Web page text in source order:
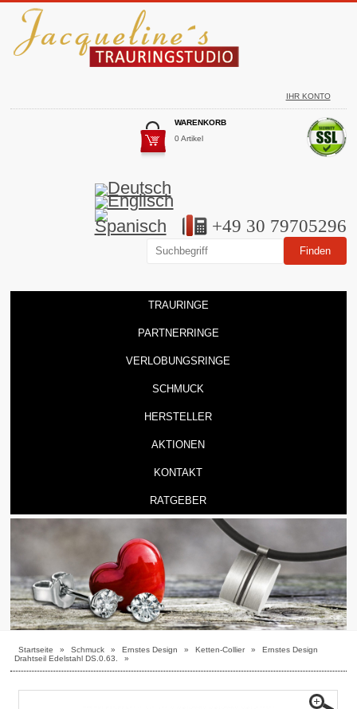
IHR KONTO
WARENKORB
0 Artikel
+49 30 79705296
TRAURINGE
PARTNERRINGE
VERLOBUNGSRINGE
SCHMUCK
HERSTELLER
AKTIONEN
KONTAKT
RATGEBER
Startseite » Schmuck » Ernstes Design » Ketten-Collier »
Ernstes Design
Drahtseil Edelstahl DS.0.63.
»